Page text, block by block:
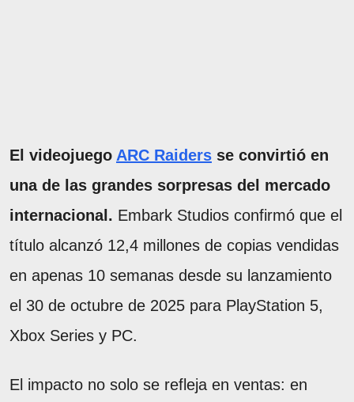
El videojuego ARC Raiders se convirtió en
una de las grandes sorpresas del mercado
internacional. Embark Studios confirmó que el
título alcanzó 12,4 millones de copias vendidas
en apenas 10 semanas desde su lanzamiento
el 30 de octubre de 2025 para PlayStation 5,
Xbox Series y PC.
El impacto no solo se refleja en ventas: en